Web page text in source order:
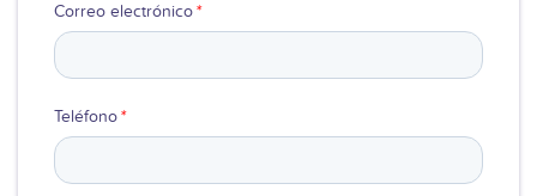
Correo electrónico*
Teléfono*